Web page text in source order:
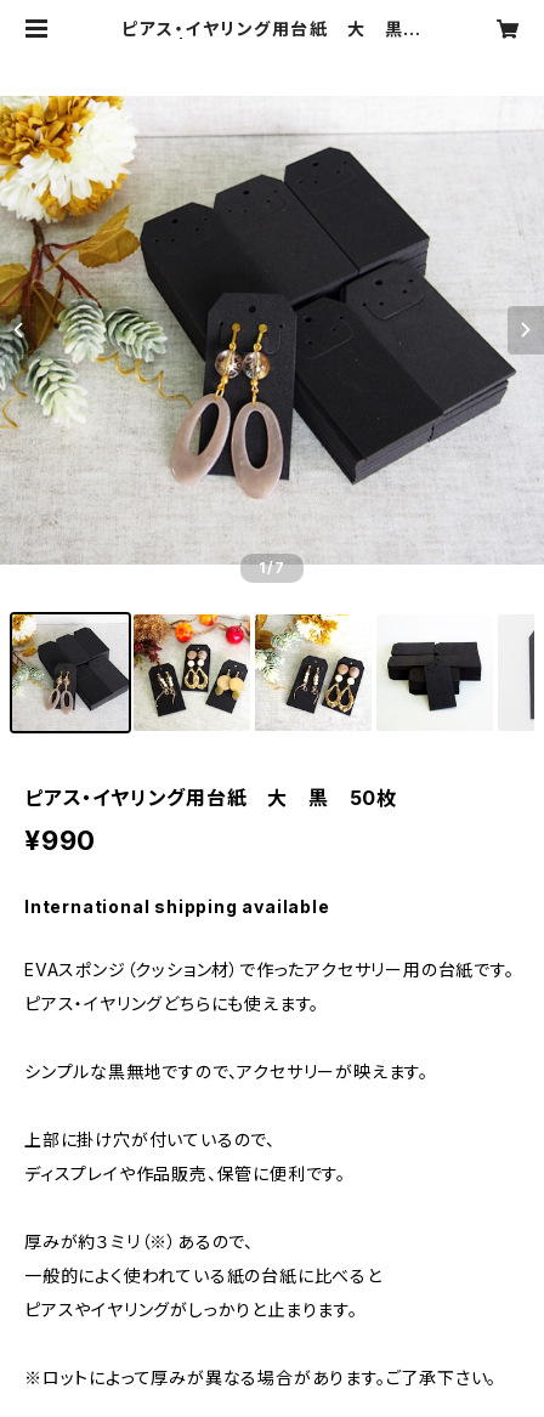
ピアス・イヤリング用台紙 大 黒
1/7
ピアス・イヤリング用台紙 大 黒 50枚
¥990
International shipping available
EVAスポンジ（クッション材）で作ったアクセサリー用の台紙です。
ピアス・イヤリングどちらにも使えます。
シンプルな黒無地ですので、アクセサリーが映えます。
上部に掛け穴が付いているので、
ディスプレイや作品販売、保管に便利です。
厚みが約３ミリ（※）あるので、
一般的によく使われている紙の台紙に比べると
ピアスやイヤリングがしっかりと止まります。
※ロットによって厚みが異なる場合があります。ご了承下さい。